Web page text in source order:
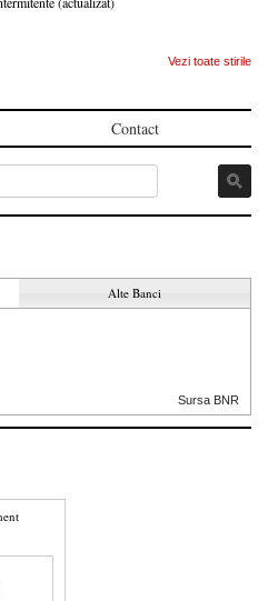
Vezi toate stirile
Contact
Alte Banci
Sursa BNR